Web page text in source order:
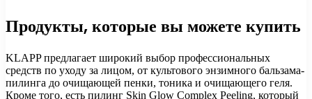
Продукты, которые вы можете купить
KLAPP предлагает широкий выбор профессиональных
средств по уходу за лицом, от культового энзимного бальзама-
пилинга до очищающей пенки, тоника и очищающего геля.
Кроме того, есть пилинг Skin Glow Complex Peeling, который